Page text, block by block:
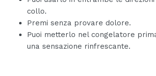
collo.
Premi senza provare dolore.
Puoi metterlo nel congelatore
una sensazione rinfrescante.